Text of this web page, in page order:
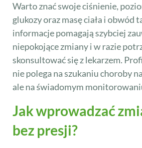
Warto znać swoje ciśnienie,
glukozy oraz masę ciała i obwód
informacje pomagają szybciej
niepokojące zmiany i w razie
skonsultować się z lekarzem.
nie polega na szukaniu choroby
ale na świadomym
Jak wprowadzać
bez presji?